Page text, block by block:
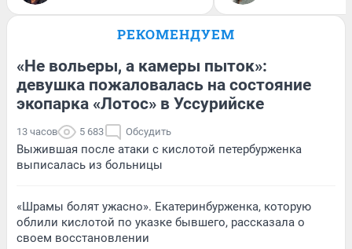
РЕКОМЕНДУЕМ
«Не вольеры, а камеры пыток»:
девушка пожаловалась на состояние
экопарка «Лотос» в Уссурийске
13 часов 5 683 Обсудить
Выжившая после атаки с кислотой петербурженка
выписалась из больницы
«Шрамы болят ужасно». Екатеринбурженка, которую
облили кислотой по указке бывшего, рассказала о
своем восстановлении